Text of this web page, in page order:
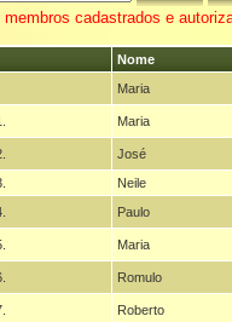
membros cadastrados e
Nome
Maria
Maria
José
Neile
Paulo
Maria
Romulo
Roberto